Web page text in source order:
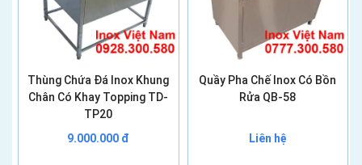
Thùng Chứa Đá Inox Khung
Chân Có Khay Topping TD-
TP20
9.000.000 đ
Quầy Pha Chế Inox Có Bồn
Rửa QB-58
Liên hệ